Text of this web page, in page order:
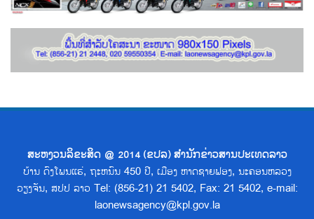
ສະຫງວນລິຂະສິດ @ 2014 (ຂປລ) ສຳນັກຂ່າວສານປະເທດລາວ
ບ້ານ ດົງໂພນແຮ່, ຖະຫນົນ 450 ປີ, ເມືອງ ຫາດຊາຍຟອງ, ນະຄອນຫລວງ
ວຽງຈັນ, ສປປ ລາວ Tel: (856-21) 21 5402, Fax: 21 5402, e-mail:
laonewsagency@kpl.gov.la